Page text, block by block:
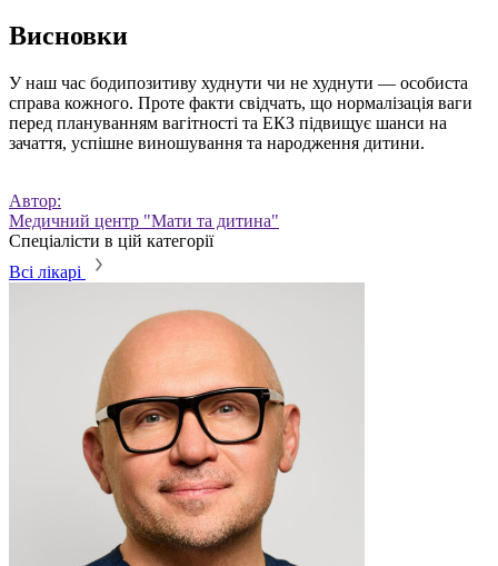
Висновки
У наш час бодипозитиву худнути чи не худнути — особиста
справа кожного. Проте факти свідчать, що нормалізація ваги
перед плануванням вагітності та ЕКЗ підвищує шанси на
зачаття, успішне виношування та народження дитини.
Автор:
Медичний центр "Мати та дитина"
Спеціалісти в цій категорії
Всі лікарі